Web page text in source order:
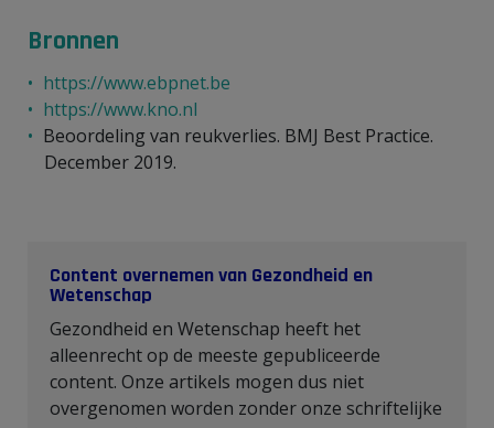
Bronnen
https://www.ebpnet.be
https://www.kno.nl
Beoordeling van reukverlies. BMJ Best Practice.
December 2019.
Content overnemen van Gezondheid en
Wetenschap
Gezondheid en Wetenschap heeft het
alleenrecht op de meeste gepubliceerde
content. Onze artikels mogen dus niet
overgenomen worden zonder onze schriftelijke